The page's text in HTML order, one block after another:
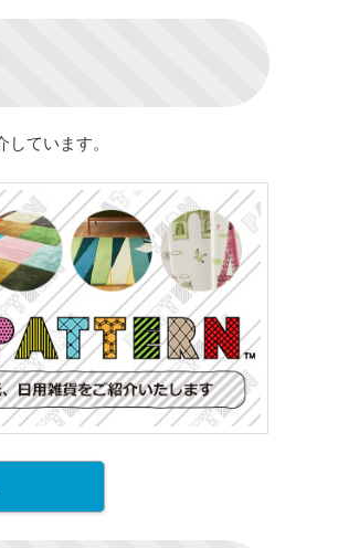
ています。